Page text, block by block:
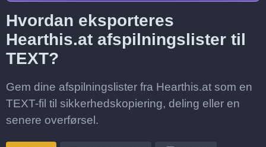
Hvordan eksporteres
Hearthis.at afspilningslister til
TEXT?
Gem dine afspilningslister fra Hearthis.at som en
TEXT-fil til sikkerhedskopiering, deling eller en
senere overførsel.